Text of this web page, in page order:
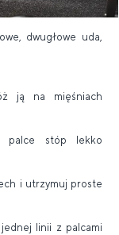
dwugłowe uda,
ją na mięśniach
palce stóp lekko
i utrzymuj proste
linii z palcami